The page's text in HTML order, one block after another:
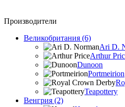
Производители
Великобритания (6)
Ari D.
Arthur
Dunoon
Portmeirion
Teapottery
Венгрия (2)